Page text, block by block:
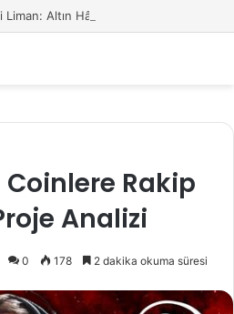
Altın Hâlâ İlk Sırada mı?
Rakip
Analizi
0 178 2 dakika okuma süresi